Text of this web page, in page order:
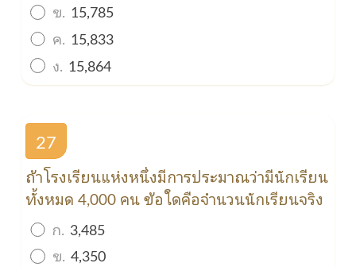
ข. 15,785
ค. 15,833
ง. 15,864
27
ถ้าโรงเรียนแห่งหนึ่งมีการประมาณว่ามีนักเรียน
ทั้งหมด 4,000 คน ข้อใดคือจำนวนนักเรียนจริง
ก. 3,485
ข. 4,350